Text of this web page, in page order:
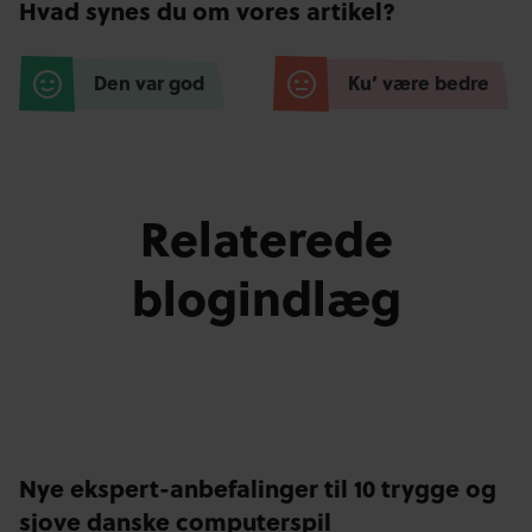
Hvad synes du om vores artikel?
Den var god Ku’ være bedre
Relaterede
blogindlæg
Nye ekspert-anbefalinger til 10 trygge og
sjove danske computerspil